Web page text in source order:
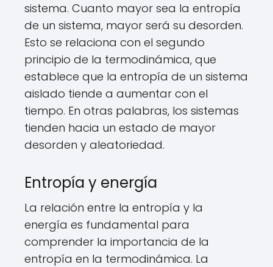
sistema. Cuanto mayor sea la entropía
de un sistema, mayor será su desorden.
Esto se relaciona con el segundo
principio de la termodinámica, que
establece que la entropía de un sistema
aislado tiende a aumentar con el
tiempo. En otras palabras, los sistemas
tienden hacia un estado de mayor
desorden y aleatoriedad.
Entropía y energía
La relación entre la entropía y la
energía es fundamental para
comprender la importancia de la
entropía en la termodinámica. La